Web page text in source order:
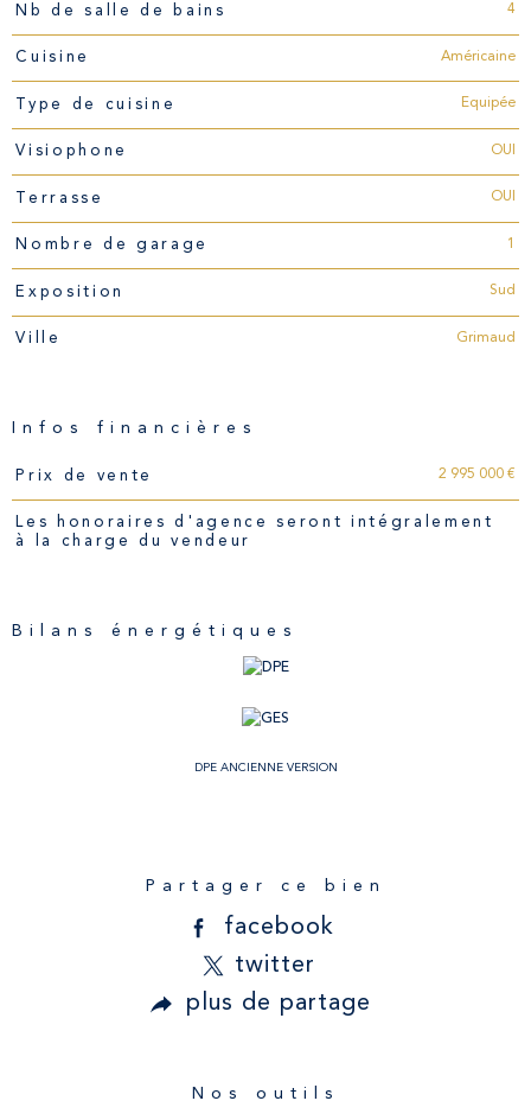
Nb de salle de bains 4
Cuisine Américaine
Type de cuisine Equipée
Visiophone OUI
Terrasse OUI
Nombre de garage 1
Exposition Sud
Ville Grimaud
Infos financières
Caractéristiques Valeurs
Prix de vente 2 995 000 €
Les honoraires d'agence seront intégralement
à la charge du vendeur
Bilans énergétiques
DPE ANCIENNE VERSION
Partager ce bien
facebook
twitter
plus de partage
Nos outils